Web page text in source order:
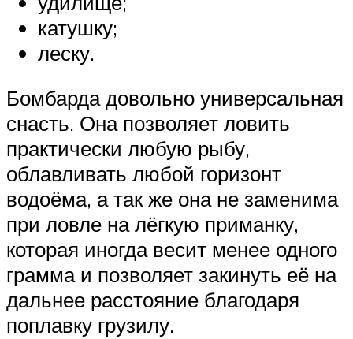
катушку;
леску.
Бомбарда довольно универсальная
снасть. Она позволяет ловить
практически любую рыбу,
облавливать любой горизонт
водоёма, а так же она не заменима
при ловле на лёгкую приманку,
которая иногда весит менее одного
грамма и позволяет закинуть её на
дальнее расстояние благодаря
поплавку грузилу.